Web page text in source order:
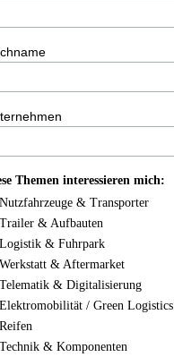
Themen interessieren mich:
Nutzfahrzeuge & Transporter
Trailer & Aufbauten
Logistik & Fuhrpark
Werkstatt & Aftermarket
Telematik & Digitalisierung
Elektromobilität / Green Logistics
Reifen
Technik & Komponenten